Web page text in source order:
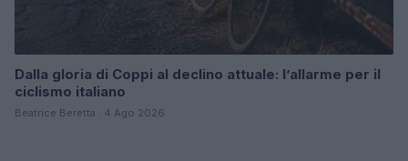
Dalla gloria di Coppi al declino attuale: l’allarme per il
ciclismo italiano
Beatrice Beretta · 4 Ago 2026